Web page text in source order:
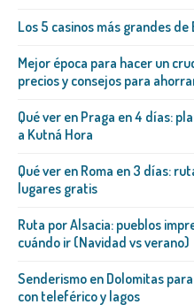
Los 5 casinos más grandes de
Mejor época para hacer un
precios y consejos para
Qué ver en Praga en 4 días:
a Kutná Hora
Qué ver en Roma en 3 días:
lugares gratis
Ruta por Alsacia: pueblos
cuándo ir (Navidad vs verano)
Senderismo en Dolomitas
con teleférico y lagos